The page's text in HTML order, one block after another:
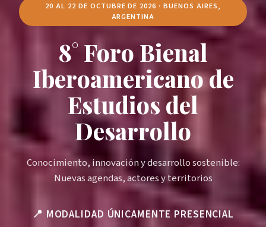
20 AL 22 DE OCTUBRE DE 2026 · BUENOS AIRES,
ARGENTINA
8° Foro Bienal
Iberoamericano de
Estudios del
Desarrollo
Conocimiento, innovación y desarrollo sostenible:
Nuevas agendas, actores y territorios
📍 MODALIDAD ÚNICAMENTE PRESENCIAL